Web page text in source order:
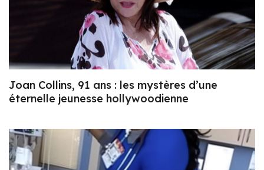
Joan Collins, 91 ans : les mystères d’une
éternelle jeunesse hollywoodienne